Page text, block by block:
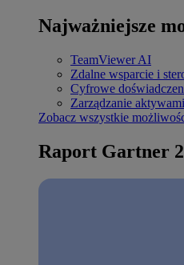
Najważniejsze
TeamViewer AI
Zdalne wsparcie i
Cyfrowe
Zarządzanie
Zobacz wszystkie
Raport Gartner